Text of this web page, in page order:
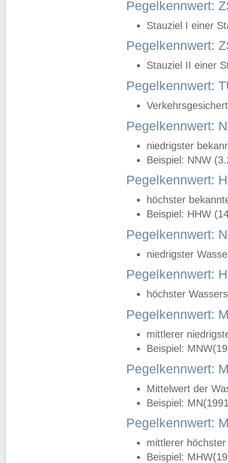
Pegelkennwert:
Stauziel I einer
Pegelkennwert:
Stauziel II einer
Pegelkennwert:
Pegelkennwert:
niedrigster
Beispiel: NNW
Pegelkennwert:
höchster
Beispiel: HHW
Pegelkennwert:
niedrigster
Pegelkennwert:
höchster
Pegelkennwert:
mittlerer
Beispiel:
Pegelkennwert:
Mittelwert der
Beispiel:
Pegelkennwert:
mittlerer
Beispiel: